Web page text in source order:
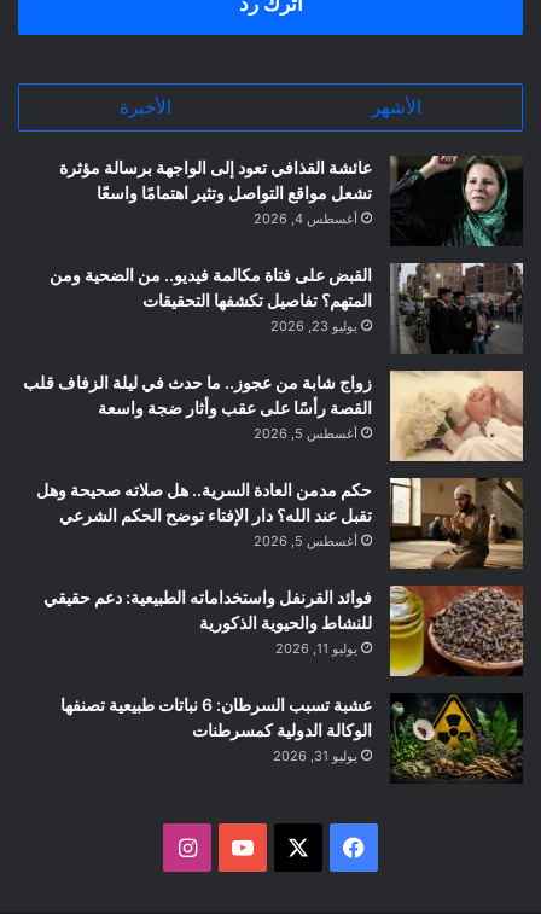
الأشهر الأخيرة
عائشة القذافي تعود إلى الواجهة برسالة مؤثرة
تشعل مواقع التواصل وتثير اهتمامًا واسعًا
أغسطس 4, 2026
القبض على فتاة مكالمة فيديو.. من الضحية ومن
المتهم؟ تفاصيل تكشفها التحقيقات
يوليو 23, 2026
زواج شابة من عجوز.. ما حدث في ليلة الزفاف قلب
القصة رأسًا على عقب وأثار ضجة واسعة
أغسطس 5, 2026
حكم مدمن العادة السرية.. هل صلاته صحيحة وهل
تقبل عند الله؟ دار الإفتاء توضح الحكم الشرعي
أغسطس 5, 2026
فوائد القرنفل واستخداماته الطبيعية: دعم حقيقي
للنشاط والحيوية الذكورية
يوليو 11, 2026
عشبة تسبب السرطان: 6 نباتات طبيعية تصنفها
الوكالة الدولية كمسرطنات
يوليو 31, 2026